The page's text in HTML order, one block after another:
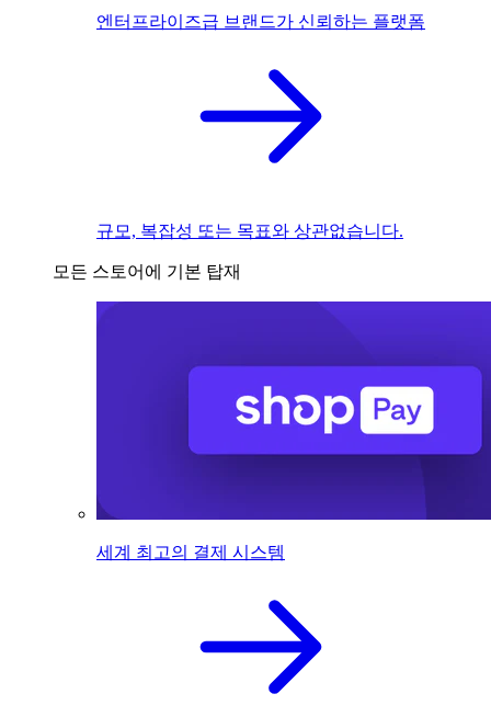
엔터프라이즈급 브랜드가 신뢰하는 플랫폼
규모, 복잡성 또는 목표와 상관없습니다.
모든 스토어에 기본 탑재
세계 최고의 결제 시스템